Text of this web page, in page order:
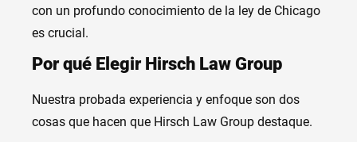
con un profundo conocimiento de la ley de Chicago
es crucial.
Por qué Elegir Hirsch Law Group
Nuestra probada experiencia y enfoque son dos
cosas que hacen que Hirsch Law Group destaque.